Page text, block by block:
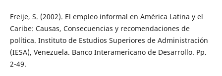
Freije, S. (2002). El empleo informal en América Latina y el
Caribe: Causas, Consecuencias y recomendaciones de
política. Instituto de Estudios Superiores de Administración
(IESA), Venezuela. Banco Interamericano de Desarrollo. Pp.
2-49.